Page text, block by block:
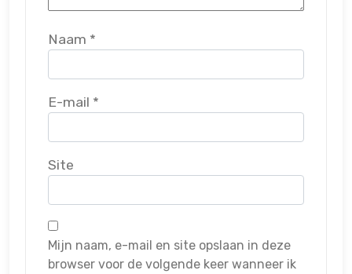
Naam *
E-mail *
Site
Mijn naam, e-mail en site opslaan in deze
browser voor de volgende keer wanneer ik